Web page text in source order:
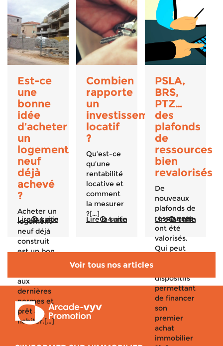
Est-ce
une
bonne
idée
d’acheter
un
logement
neuf
déjà
achevé
?
Acheter un
logement
neuf déjà
construit
est un bon
aux
dernières
normes et
prêt à
habiter.[…]
Lire la suite
4 min
Combien
rapporte
un
investissement
locatif
?
Qu’est-ce
qu’une
rentabilité
locative et
comment
la mesurer
?[…]
Lire la suite
4 min
PSLA,
BRS,
PTZ…
des
plafonds
de
ressources
bien
revalorisés
De
nouveaux
plafonds de
ressources
ont été
valorisés.
Qui peut
dispositifs
permettant
de financer
son
premier
achat
immobilier
Lire la suite
4 min
Voir tous nos articles